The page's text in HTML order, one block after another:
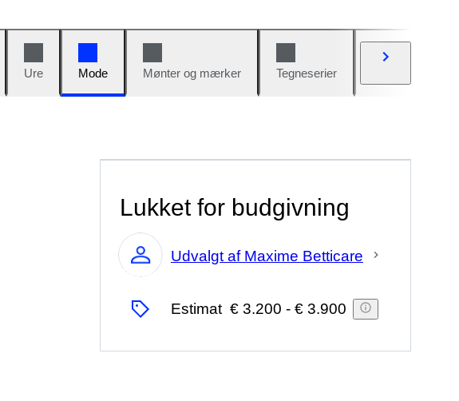
Ure Mode Mønter og mærker Tegneserier
Lukket for budgivning
Ekspert
Udvalgt af Maxime Betticare
Estimat € 3.200 - € 3.900